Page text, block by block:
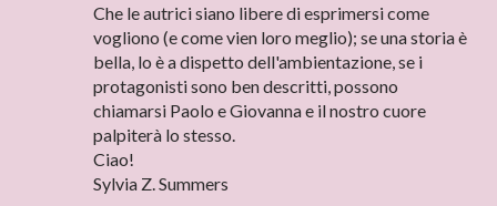
Che le autrici siano libere di esprimersi come
vogliono (e come vien loro meglio); se una storia è
bella, lo è a dispetto dell'ambientazione, se i
protagonisti sono ben descritti, possono
chiamarsi Paolo e Giovanna e il nostro cuore
palpiterà lo stesso.
Ciao!
Sylvia Z. Summers